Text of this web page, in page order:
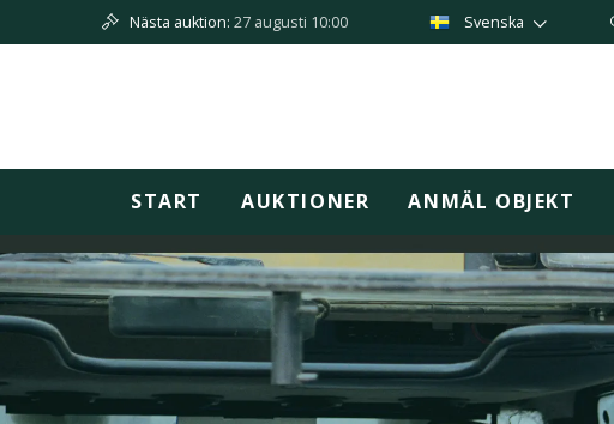
Nästa auktion: 27 augusti 10:00 Svenska
START AUKTIONER ANMÄL OBJEKT